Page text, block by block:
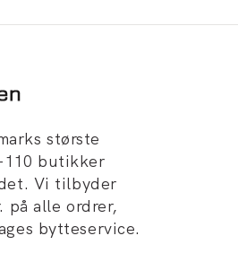
største
butikker
Vi tilbyder
alle ordrer,
bytteservice.